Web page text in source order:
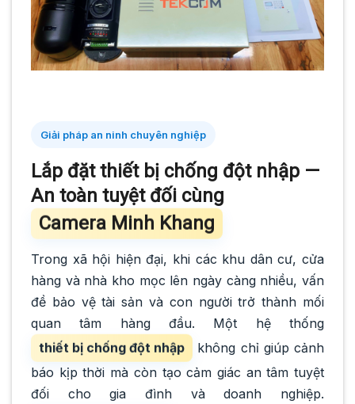
Giải pháp an ninh chuyên nghiệp
Lắp đặt thiết bị chống đột nhập —
An toàn tuyệt đối cùng
Camera Minh Khang
Trong xã hội hiện đại, khi các khu dân cư, cửa
hàng và nhà kho mọc lên ngày càng nhiều, vấn
đề bảo vệ tài sản và con người trở thành mối
quan tâm hàng đầu. Một hệ thống
thiết bị chống đột nhập
không chỉ giúp cảnh
báo kịp thời mà còn tạo cảm giác an tâm tuyệt
đối cho gia đình và doanh nghiệp.